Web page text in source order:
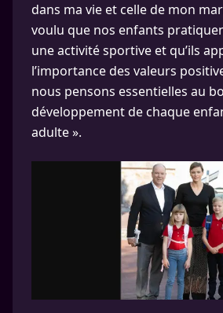
dans ma vie et celle de mon
voulu que nos enfants
une activité sportive et qu’ils
l’importance des valeurs
nous pensons essentielles au
développement de chaque
adulte ».